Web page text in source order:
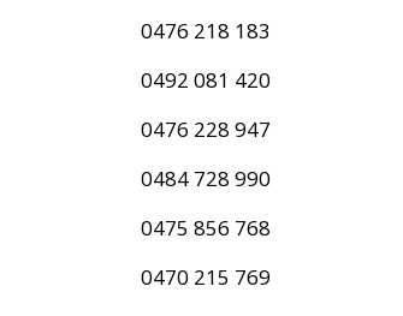
0476 218 183
0492 081 420
0476 228 947
0484 728 990
0475 856 768
0470 215 769